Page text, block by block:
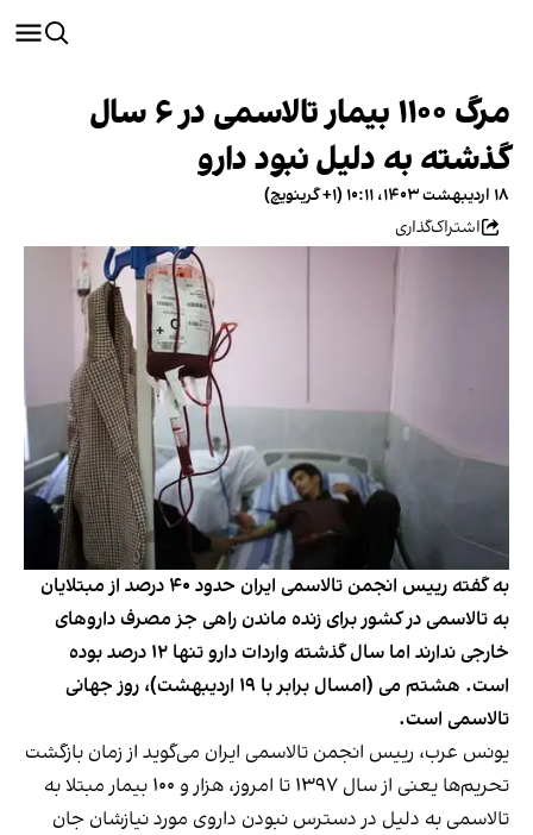
مرگ ۱۱۰۰ بیمار تالاسمی در ۶ سال
گذشته به دلیل نبود دارو
۱۸ اردیبهشت ۱۴۰۳، ۱۰:۱۱ (‎+۱ گرینویچ)
اشتراک‌گذاری
به گفته رییس انجمن تالاسمی ایران حدود ۴۰ درصد از مبتلایان
به تالاسمی در کشور برای زنده ماندن راهی جز مصرف دارو‌های
خارجی ندارند اما سال گذشته واردات دارو تنها ۱۲ درصد بوده
است. هشتم می‌ (امسال برابر با ۱۹ اردیبهشت)، روز جهانی
تالاسمی است.
یونس عرب، رییس انجمن تالاسمی ایران می‌گوید از زمان بازگشت
تحریم‌ها یعنی از سال ۱۳۹۷ تا امروز، هزار و ۱۰۰ بیمار مبتلا به
تالاسمی به دلیل در دسترس نبودن داروی مورد نیازشان جان